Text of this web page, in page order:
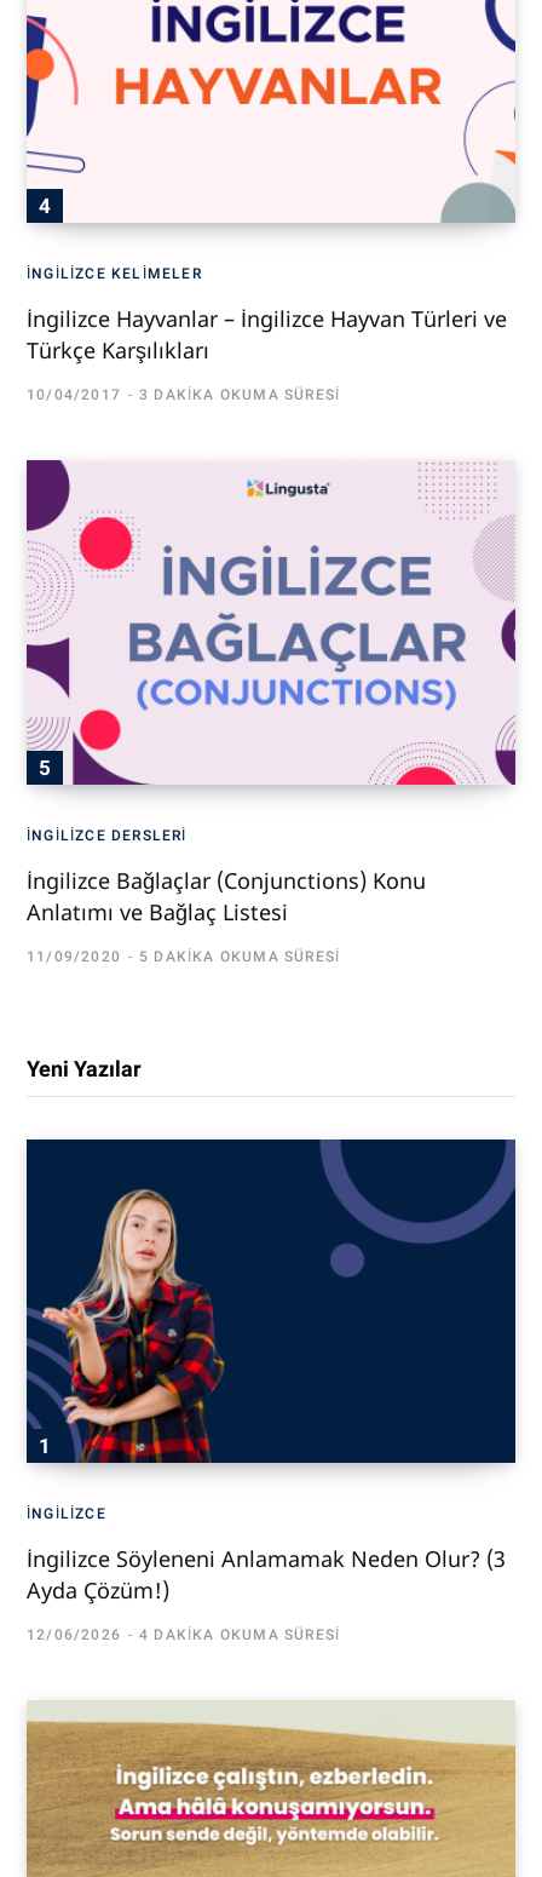
İNGILIZCE KELIMELER
İngilizce Hayvanlar – İngilizce Hayvan Türleri ve
Türkçe Karşılıkları
10/04/2017 3 DAKIKA OKUMA SÜRESI
İNGILIZCE DERSLERI
İngilizce Bağlaçlar (Conjunctions) Konu
Anlatımı ve Bağlaç Listesi
11/09/2020 5 DAKIKA OKUMA SÜRESI
Yeni Yazılar
İNGILIZCE
İngilizce Söyleneni Anlamamak Neden Olur? (3
Ayda Çözüm!)
12/06/2026 4 DAKIKA OKUMA SÜRESI